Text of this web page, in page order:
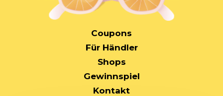
NAVIGATION
Coupons
Für Händler
Shops
Gewinnspiel
Kontakt